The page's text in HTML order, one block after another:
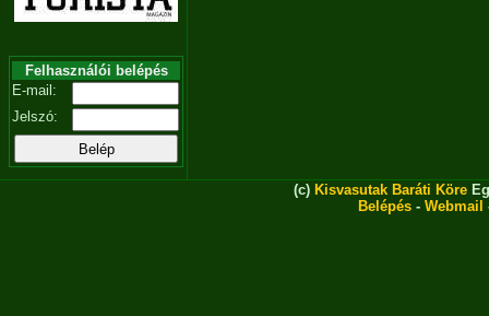
Felhasználói belépés
E-mail:
Jelszó:
(c) Kisvasutak Baráti Köre
Belépés - Webmail